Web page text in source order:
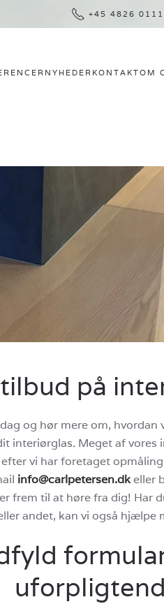
+45 4826 0111
NYHEDER KONTAKTOM
på
og hør mere om,
interiørglas. Meget af vores
vi har foretaget
info@carlpetersen.dkeller
frem til at høre fra dig! Har
andet, kan vi også hjælpe